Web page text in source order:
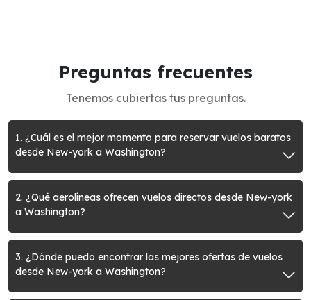
Preguntas frecuentes
Tenemos cubiertas tus preguntas.
1. ¿Cuál es el mejor momento para reservar vuelos baratos
desde New-york a Washington?
2. ¿Qué aerolíneas ofrecen vuelos directos desde New-york
a Washington?
3. ¿Dónde puedo encontrar las mejores ofertas de vuelos
desde New-york a Washington?